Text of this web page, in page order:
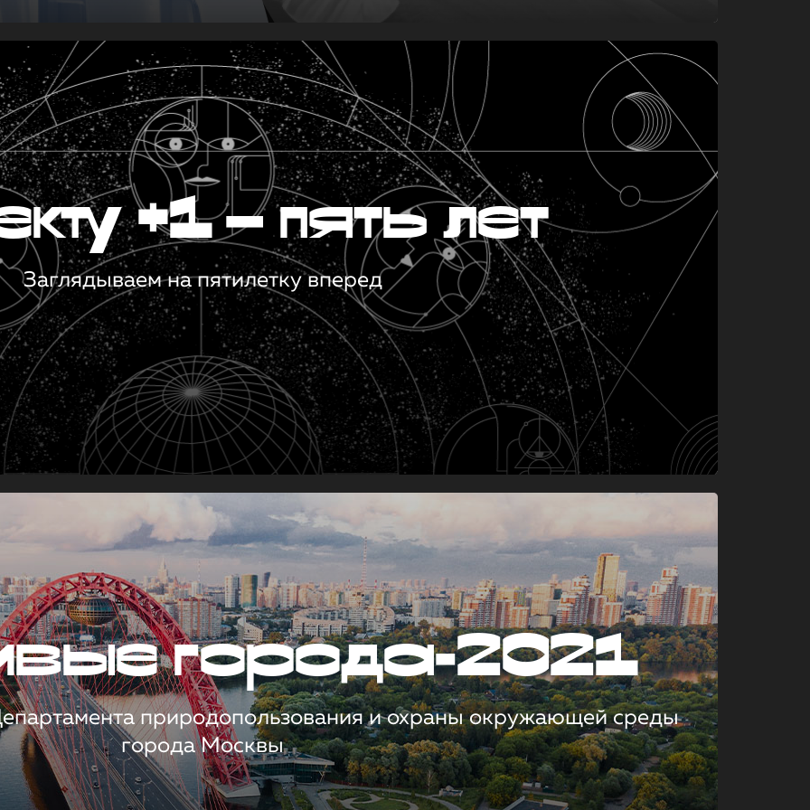
+1 — пять лет
Заглядываем на пятилетку вперед
города-2021
природопользования и охраны окружающей среды
города Москвы